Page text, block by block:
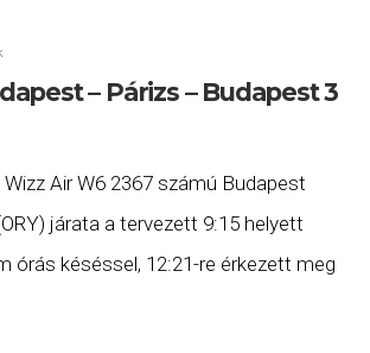
– Párizs – Budapest 3
Wizz Air W6 2367 számú Budapest
járata a tervezett 9:15 helyett
órás késéssel, 12:21-re érkezett meg